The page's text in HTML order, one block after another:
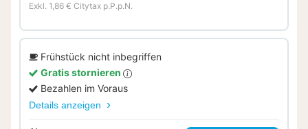
Exkl. 1,86 € Citytax p.P.p.N.
Frühstück nicht inbegriffen
Gratis stornieren
Bezahlen im Voraus
Details anzeigen